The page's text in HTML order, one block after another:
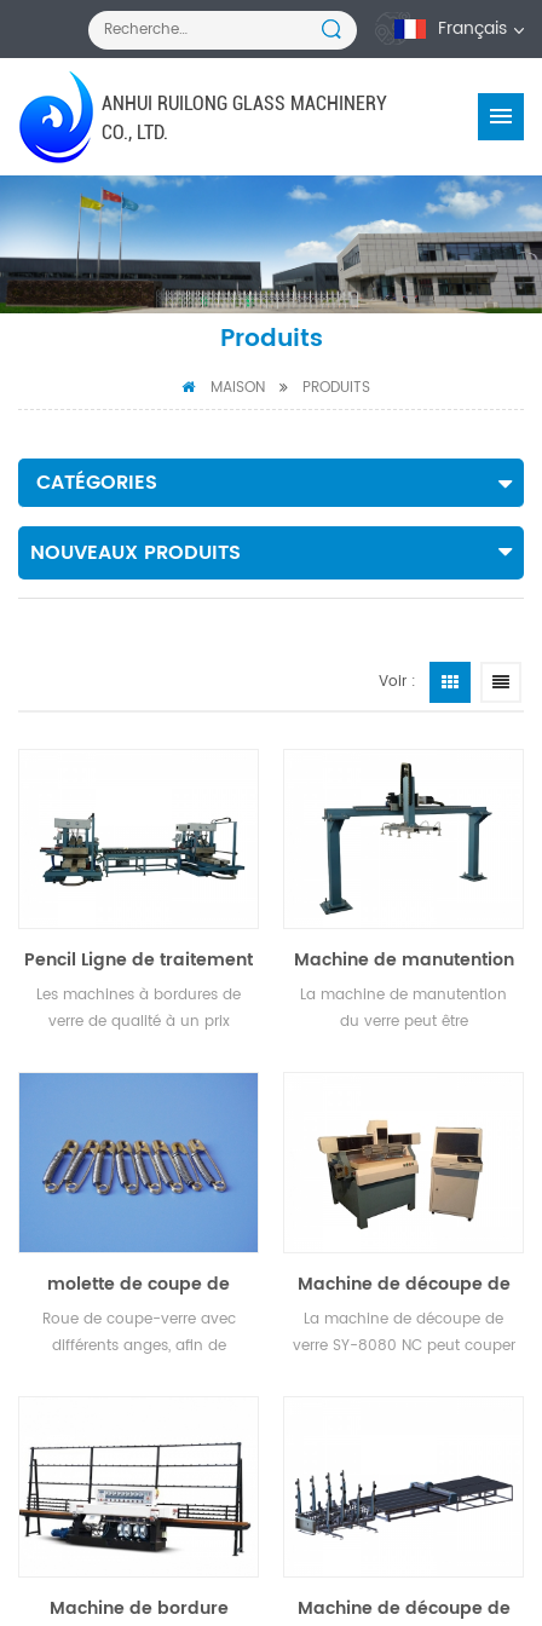
Français
ANHUI RUILONG GLASS MACHINERY
CO., LTD.
Produits
MAISON PRODUITS
CATÉGORIES
NOUVEAUX PRODUITS
Voir :
Pencil Ligne de traitement
de bordures de verre de
forme ronde
Les machines à bordures de
verre de qualité à un prix
meilleur rapport qualité-prix de
conviennent au polissage des
trois faces du bord de tout
de travail à long terme, avec
des opérations très conviviales
et sont toutes accompagnées
Machine de manutention
du verre
La machine de manutention
du verre peut être
molette de coupe de
verre en carbure
Roue de coupe-verre avec
différents anges, afin de
Machine de découpe de
verre NC
La machine de découpe de
verre SY-8080 NC peut couper
Machine de bordure
Machine de découpe de